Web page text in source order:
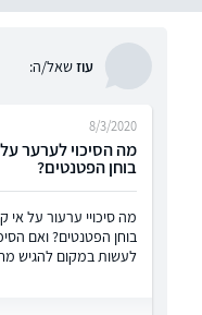
עוזשאל/ה:
מה הסיכוי לערער
בוחן הפטנטים?
8/3/2020
מה סיכויי ערעור על
בוחן הפטנטים? ואם
לעשות במקום להגיש